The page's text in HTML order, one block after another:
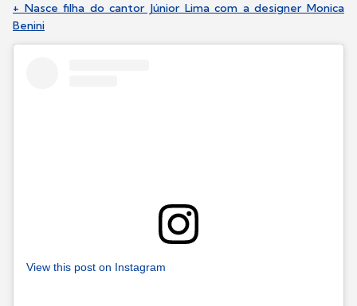
+ Nasce filha do cantor Júnior Lima com a designer Monica
Benini
View this post on Instagram